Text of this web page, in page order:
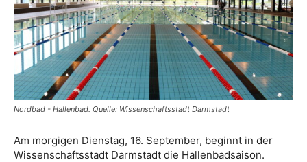
Nordbad - Hallenbad. Quelle: Wissenschaftsstadt Darmstadt
Am morgigen Dienstag, 16. September, beginnt in der
Wissenschaftsstadt Darmstadt die Hallenbadsaison.